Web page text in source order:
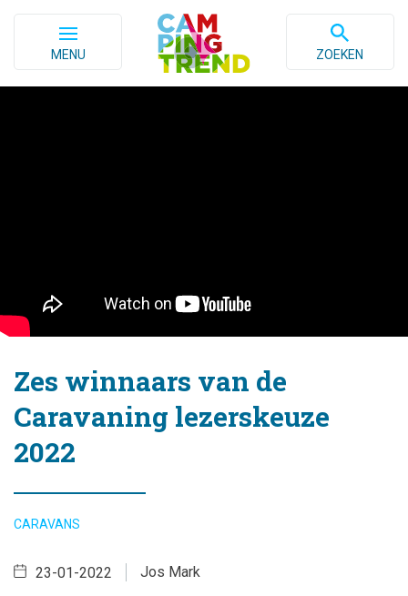
MENU ZOEKEN
Zes winnaars van de
Caravaning lezerskeuze
2022
CARAVANS
Jos Mark
23-01-2022